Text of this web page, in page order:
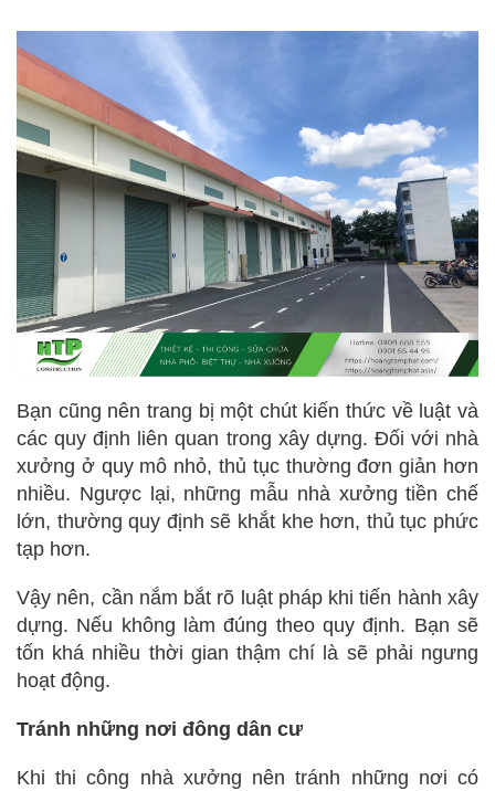
Bạn cũng nên trang bị một chút kiến thức về luật và
các quy định liên quan trong xây dựng. Đối với nhà
xưởng ở quy mô nhỏ, thủ tục thường đơn giản hơn
nhiều. Ngược lại, những mẫu nhà xưởng tiền chế
lớn, thường quy định sẽ khắt khe hơn, thủ tục phức
tạp hơn.
Vậy nên, cần nắm bắt rõ luật pháp khi tiến hành xây
dựng. Nếu không làm đúng theo quy định. Bạn sẽ
tốn khá nhiều thời gian thậm chí là sẽ phải ngưng
hoạt động.
Tránh những nơi đông dân cư
Khi thi công nhà xưởng nên tránh những nơi có